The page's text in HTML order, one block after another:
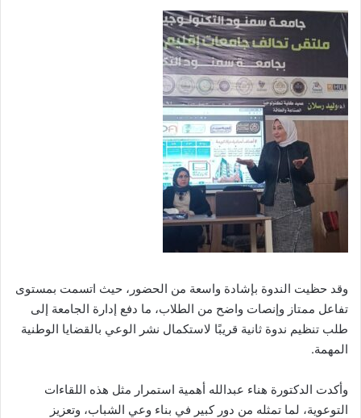
وقد حظيت الندوة بإشادة واسعة من الحضور، حيث اتسمت بمستوى
تفاعل ممتاز وإنصات واضح من الطلاب، ما دفع إدارة الجامعة إلى
طلب تنظيم ندوة ثانية قريبًا لاستكمال نشر الوعي بالقضايا الوطنية
المهمة.
وأكدت الدكتورة هناء عبدالله أهمية استمرار مثل هذه اللقاءات
التوعوية، لما تمثله من دور كبير في بناء وعي الشباب، وتعزيز